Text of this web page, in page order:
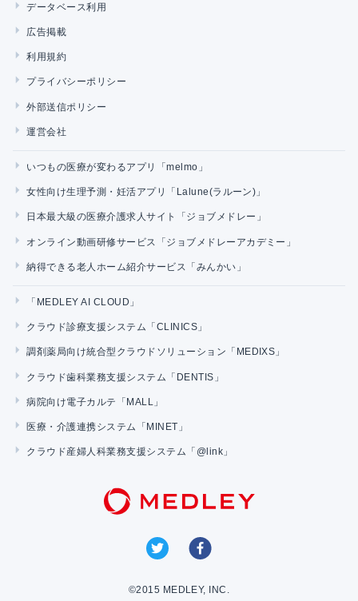
データベース利用
広告掲載
利用規約
プライバシーポリシー
外部送信ポリシー
運営会社
いつもの医療が変わるアプリ「melmo」
女性向け生理予測・妊活アプリ「Lalune(ラルーン)」
日本最大級の医療介護求人サイト「ジョブメドレー」
オンライン動画研修サービス「ジョブメドレーアカデミー」
納得できる老人ホーム紹介サービス「みんかい」
「MEDLEY AI CLOUD」
クラウド診療支援システム「CLINICS」
調剤薬局向け統合型クラウドソリューション「MEDIXS」
クラウド歯科業務支援システム「DENTIS」
病院向け電子カルテ「MALL」
医療・介護連携システム「MINET」
クラウド産婦人科業務支援システム「@link」
©2015 MEDLEY, INC.